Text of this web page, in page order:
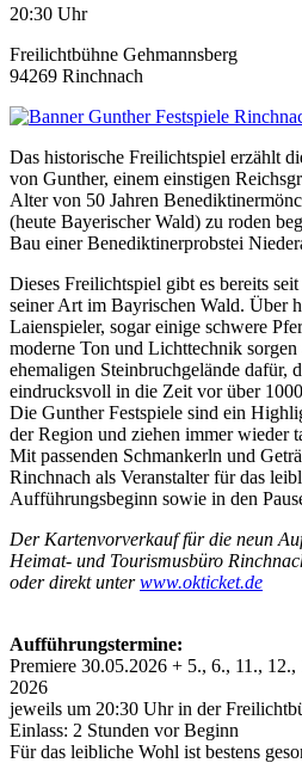
20:30 Uhr
Freilichtbühne Gehmannsberg
94269 Rinchnach
Das historische Freilichtspiel erzählt
von Gunther, einem einstigen
Alter von 50 Jahren
(heute Bayerischer Wald) zu roden
Bau einer Benediktinerprobstei
Dieses Freilichtspiel gibt es bereits
seiner Art im Bayrischen Wald. Über
Laienspieler, sogar einige schwere
moderne Ton und Lichttechnik
ehemaligen Steinbruchgelände dafür,
eindrucksvoll in die Zeit vor über
Die Gunther Festspiele sind ein
der Region und ziehen immer wieder
Mit passenden Schmankerln und
Rinchnach als Veranstalter für das
Aufführungsbeginn sowie in den
Der Kartenvorverkauf für die neun
Heimat- und Tourismusbüro
oder direkt unterwww.okticket.de
Aufführungstermine:
Premiere 30.05.2026 + 5., 6., 11.,
2026
jeweils um 20:30 Uhr in der
Einlass: 2 Stunden vor Beginn
Für das leibliche Wohl ist bestens